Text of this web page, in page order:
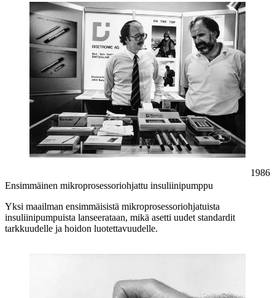
1986
Ensimmäinen mikroprosessoriohjattu insuliinipumppu
Yksi maailman ensimmäisistä mikroprosessoriohjatuista
insuliinipumpuista lanseerataan, mikä asetti uudet standardit
tarkkuudelle ja hoidon luotettavuudelle.